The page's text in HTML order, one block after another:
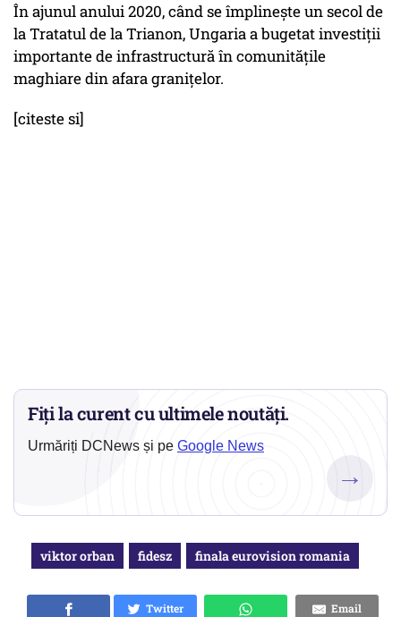
În ajunul anului 2020, când se împlinește un secol de
la Tratatul de la Trianon, Ungaria a bugetat investiții
importante de infrastructură în comunitățile
maghiare din afara granițelor.
[citeste si]
Fiți la curent cu ultimele noutăți.
Urmăriți DCNews și pe Google News
→
viktor orban fidesz finala eurovision romania
Twitter
Email